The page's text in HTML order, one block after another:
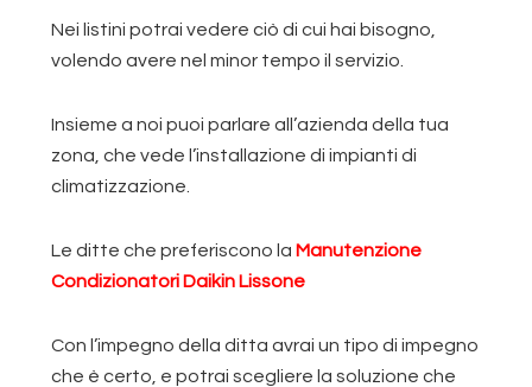
Nei listini potrai vedere ciò di cui hai bisogno,
volendo avere nel minor tempo il servizio.
Insieme a noi puoi parlare all’azienda della tua
zona, che vede l’installazione di impianti di
climatizzazione.
Le ditte che preferiscono la Manutenzione
Condizionatori Daikin Lissone
Con l’impegno della ditta avrai un tipo di impegno
che è certo, e potrai scegliere la soluzione che